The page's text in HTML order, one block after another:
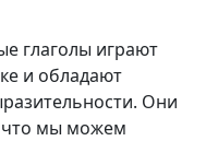
глаголы играют
и обладают
Они
что мы можем